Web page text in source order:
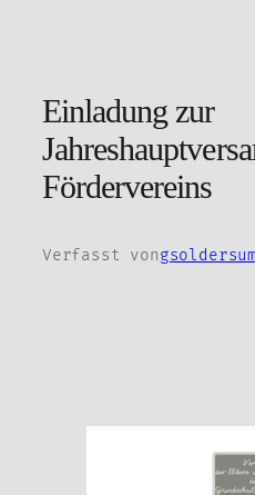
springen
Einladung zur
Fördervereins
Verfasst vongsoldersum